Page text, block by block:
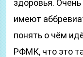
здоровья.
имеют
понять о чём
РФМК, что это